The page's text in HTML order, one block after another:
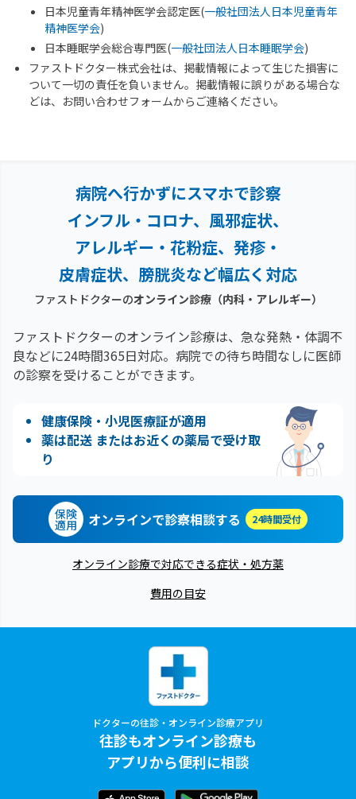
日本児童青年精神医学会認定医(一般社団法人日本児童青年
精神医学会)
日本睡眠学会総合専門医(一般社団法人日本睡眠学会)
ファストドクター株式会社は、掲載情報によって生じた損害に
ついて一切の責任を負いません。掲載情報に誤りがある場合な
どは、お問い合わせフォームからご連絡ください。
病院へ行かずにスマホで診察
インフル・コロナ、風邪症状、
アレルギー・花粉症、 発疹・
皮膚症状、膀胱炎など幅広く対応
ファストドクターのオンライン診療（内科・アレルギー）
ファストドクターのオンライン診療は、急な発熱・体調不
良などに24時間365日対応。 病院での待ち時間なしに医師
の診察を受けることができます。
健康保険・小児医療証が適用
薬は配送 またはお近くの薬局で受け取
り
保険
適用 オンラインで診察相談する 24時間受付
オンライン診療で対応できる症状・処方薬
費用の目安
ドクターの往診・オンライン診療アプリ
往診もオンライン診療も
アプリから便利に相談